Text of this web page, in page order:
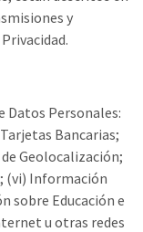
y
Datos Personales:
Bancarias;
Geolocalización;
(vi) Información
sobre Educación e
u otras redes